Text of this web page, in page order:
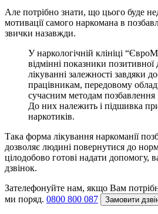
Але потрібно знати, що цього буде
мотивації самого наркомана в
звички назавжди.
У наркологічній клініці
відмінні показники позитивної
лікуванні залежності завдяки
працівникам, передовому
сучасним методам позбавлення
До них належить і підшивка
наркотиків.
Така форма лікування наркоманії
дозволяє людині повернутися до
цілодобово готові надати допомогу,
дзвінок.
Зателефонуйте нам, якщо Вам
ми поряд. 0800 800 087 Замовити